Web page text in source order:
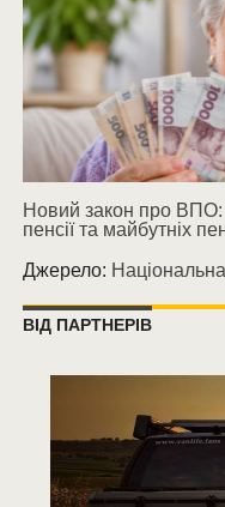
Новий закон про ВПО:
пенсії та майбутніх
Джерело:
ВІД ПАРТНЕРІВ